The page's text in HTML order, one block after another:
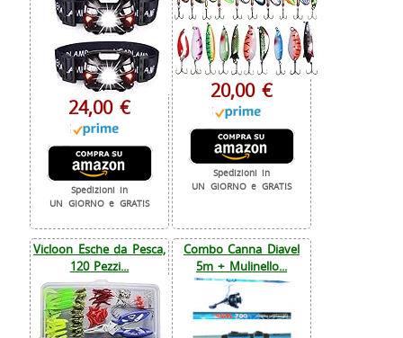
24,00 €
Spedizioni in
UN GIORNO e GRATIS
20,00 €
Spedizioni in
UN GIORNO e GRATIS
Vicloon Esche da Pesca,
120 Pezzi...
Combo Canna Diavel
5m + Mulinello...